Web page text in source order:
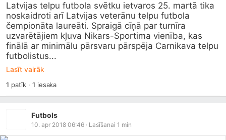
Latvijas telpu futbola svētku ietvaros 25. martā tika
noskaidroti arī Latvijas veterānu telpu futbola
čempionāta laureāti. Spraigā cīņā par turnīra
uzvarētājiem kļuva Nikars-Sportima vienība, kas
finālā ar minimālu pārsvaru pārspēja Carnikava telpu
futbolistus...
Lasīt vairāk
1 patīk ·1 iesaka
Futbols
10. apr 2018 06:46 · Lasīšanai 1 min